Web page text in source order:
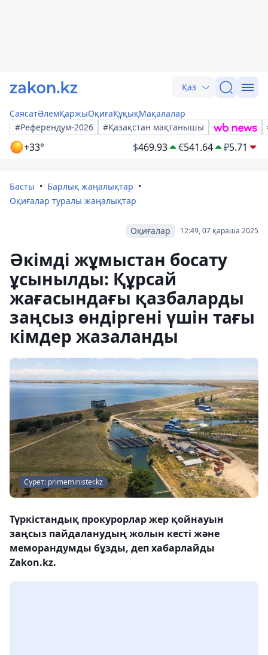
Қаз
СаясатӘлемҚаржыОқиғаҚұқықМақалалар
#Референдум-2026
#Қазақстан мақтанышы
+33° $469.93 €541.64 ₽5.71
Басты
Барлық жаңалықтар
Оқиғалар туралы жаңалықтар
12:49, 07 қараша 2025
Оқиғалар
Әкімді жұмыстан босату
ұсынылды: Құрсай
жағасындағы қазбаларды
заңсыз өндіргені үшін тағы
кімдер жазаланды
Сурет: primeminister.kz
Түркістандық прокурорлар жер қойнауын
заңсыз пайдаланудың жолын кесті және
меморандумды бұзды, деп хабарлайды
Zakon.kz.